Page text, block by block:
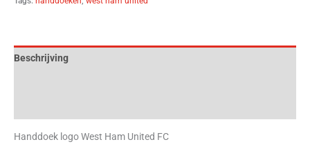
Beschrijving
Handdoek logo West Ham United FC